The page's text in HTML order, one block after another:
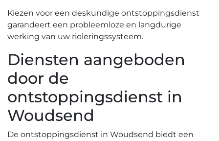
Kiezen voor een deskundige ontstoppingsdienst
garandeert een probleemloze en langdurige
werking van uw rioleringssysteem.​
Diensten aangeboden
door de
ontstoppingsdienst in
Woudsend
De ontstoppingsdienst in Woudsend biedt een